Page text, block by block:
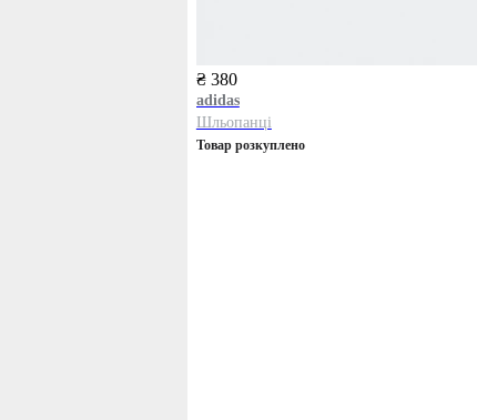
₴ 380
adidas
Шльопанці
Товар розкуплено